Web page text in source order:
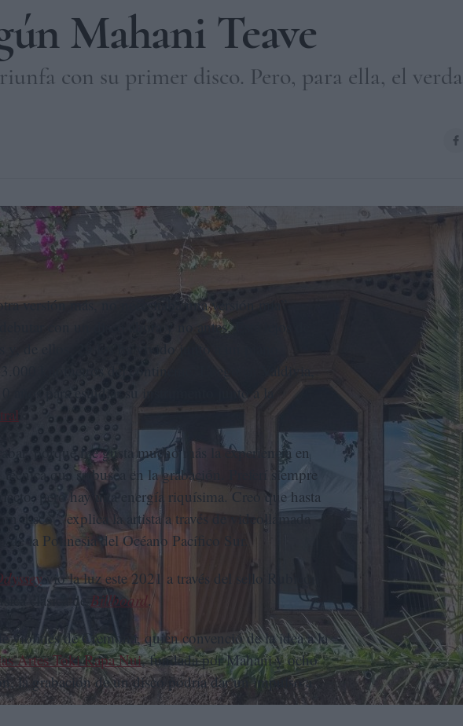
Mahani Teave
con su primer disco. Pero, para ella, el
las Artes Toki Rapa Nui. DWORKIN COMPANY
versión más, no necesitaba una versión mía”,
con un disco ahora y no antes. Está lejos de
y, de ellos, 29 los ha vivido junto a un piano.
kilómetros del continente. Luego en Valdivia,
para estudiar su instrumento junto a la
porque me gusta mucho más la experiencia en
que se busca en la grabación. Preferí siempre
pero hay una energía riquísima. Creo que hasta
disco”, explica la artista a través de videollamada
de la Polinesia del Océano Pacífico Sur.
vio la luz este 2021 a través del sello Rubicon
clásica de Billboard.
violines de Cremona, quien convenció de la idea a la
Artes Toki Rapa Nui, fundada por Mahani y ocho
la grabación de un disco podría dar un impulso a